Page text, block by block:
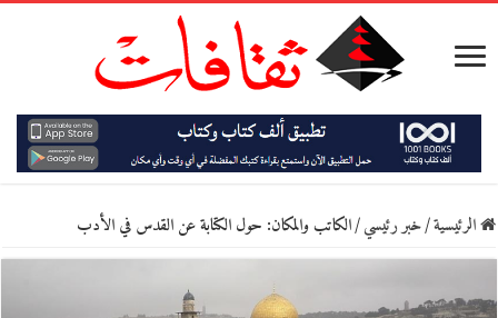
الرئيسية/خبر رئيسي/الكاتب والمكان: حول الكتابة عن القدس في الأدب